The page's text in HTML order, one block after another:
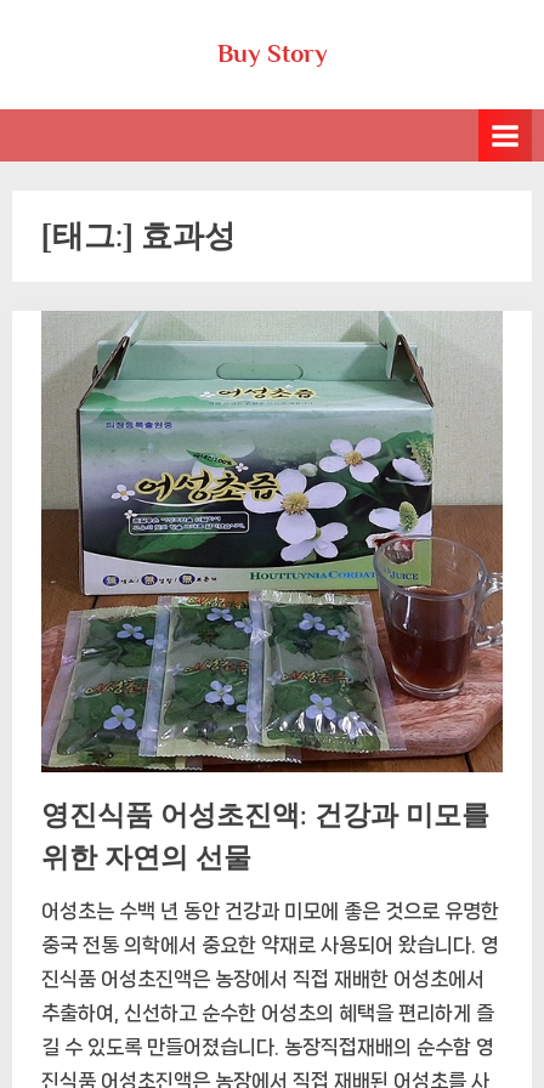
Buy Story
[태그:] 효과성
영진식품 어성초진액: 건강과 미모를
위한 자연의 선물
어성초는 수백 년 동안 건강과 미모에 좋은 것으로 유명한
중국 전통 의학에서 중요한 약재로 사용되어 왔습니다. 영
진식품 어성초진액은 농장에서 직접 재배한 어성초에서
추출하여, 신선하고 순수한 어성초의 혜택을 편리하게 즐
길 수 있도록 만들어졌습니다. 농장직접재배의 순수함 영
진식품 어성초진액은 농장에서 직접 재배된 어성초를 사